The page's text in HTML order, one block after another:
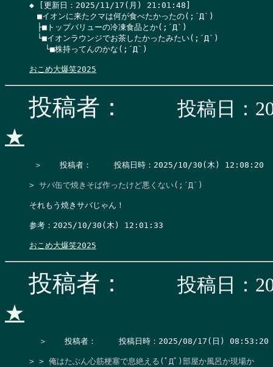
◆ [更新日：2025/11/17(月) 21:01:48]
■イオンに来たクマは何が食べたかったの(;´Д`)
├■トップバリューの冷凍食品とか(;´Д`)
└■イオンラウンジでお茶したかったみたい(;´Д`)
└■株持ってんのかな(;´Д`)
おこめ大爆笑2025
投稿者：
投稿日：
★
＞　  投稿者：　   投稿日時：2025/10/30(木)
> サバ缶で焼きそば作ったけど悪くない(;´Д`)
それもう焼きサバじゃん！
参考：2025/10/30(木) 12:01:33
おこめ大爆笑2025
投稿者：
投稿日：
★
＞　  投稿者：　   投稿日時：2025/08/17(日)
> > 俺はたぶん心筋梗塞で息絶える(ﾟДﾟ)部屋か風呂か現場か